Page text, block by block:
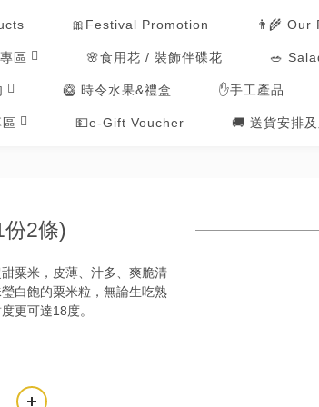
🎀Festival Promotion 👨‍🌾 Our
區 🌸食用花 / 裝飾伴碟花 🥗
🥝 時令水果&禮盒 ✋手工產品
區 💵e-Gift Voucher 🚚 送貨安排
2條)
粟米，皮薄、汁多、爽脆清
白飽的粟米粒，無論生吃熟
更可達18度。